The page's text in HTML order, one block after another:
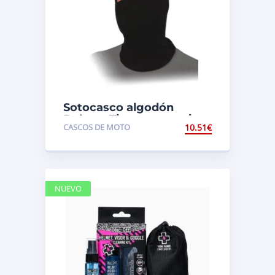
Sotocasco algodón
Deluxe. Tipo panoramico
Oxford OF469
CASCOS DE MOTO 10.51€
NUEVO